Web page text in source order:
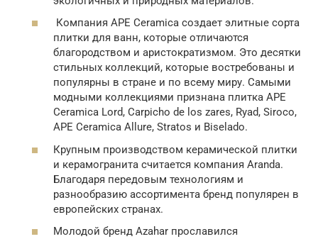
Компания APE Ceramica создает элитные сорта
плитки для ванн, которые отличаются
благородством и аристократизмом. Это десятки
стильных коллекций, которые востребованы и
популярны в стране и по всему миру. Самыми
модными коллекциями признана плитка APE
Ceramica Lord, Carpicho de los zares, Ryad, Siroco,
APE Ceramica Allure, Stratos и Biselado.
Крупным производством керамической плитки
и керамогранита считается компания Aranda.
Благодаря передовым технологиям и
разнообразию ассортимента бренд популярен в
европейских странах.
Молодой бренд Azahar прославился